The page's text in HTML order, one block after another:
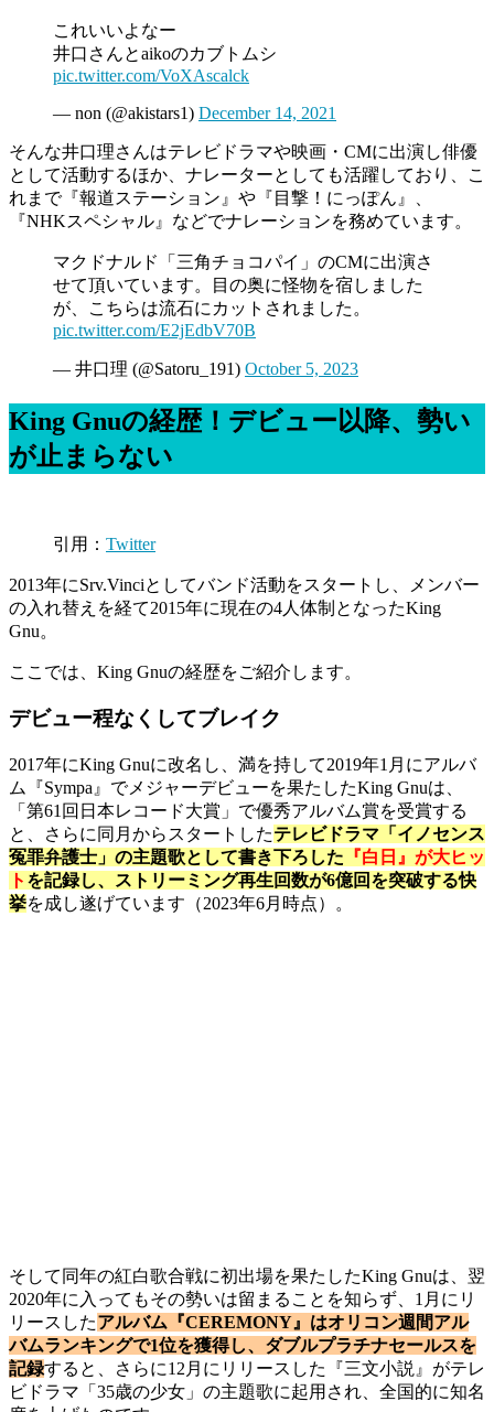
これいいよなー
井口さんとaikoのカブトムシ
pic.twitter.com/VoXAscalck
— non (@akistars1) December 14, 2021
そんな井口理さんはテレビドラマや映画・CMに出演し俳優
として活動するほか、ナレーターとしても活躍しており、こ
れまで『報道ステーション』や『目撃！にっぽん』、
『NHKスペシャル』などでナレーションを務めています。
マクドナルド「三角チョコパイ」のCMに出演さ
せて頂いています。目の奥に怪物を宿しました
が、こちらは流石にカットされました。
pic.twitter.com/E2jEdbV70B
— 井口理 (@Satoru_191) October 5, 2023
King Gnuの経歴！デビュー以降、勢い
が止まらない
引用： Twitter
2013年にSrv.Vinciとしてバンド活動をスタートし、メンバー
の入れ替えを経て2015年に現在の4人体制となったKing
Gnu。
ここでは、King Gnuの経歴をご紹介します。
デビュー程なくしてブレイク
2017年にKing Gnuに改名し、満を持して2019年1月にアルバ
ム『Sympa』でメジャーデビューを果たしたKing Gnuは、
「第61回日本レコード大賞」で優秀アルバム賞を受賞する
と、さらに同月からスタートしたテレビドラマ「イノセンス
冤罪弁護士」の主題歌として書き下ろした 『白日』が大ヒッ
ト を記録し、ストリーミング再生回数が6億回を突破する快
挙を成し遂げています（2023年6月時点）。
そして同年の紅白歌合戦に初出場を果たしたKing Gnuは、翌
2020年に入ってもその勢いは留まることを知らず、1月にリ
リースしたアルバム『CEREMONY』はオリコン週間アル
バムランキングで1位を獲得し、ダブルプラチナセールスを
記録すると、さらに12月にリリースした『三文小説』がテレ
ビドラマ「35歳の少女」の主題歌に起用され、全国的に知名